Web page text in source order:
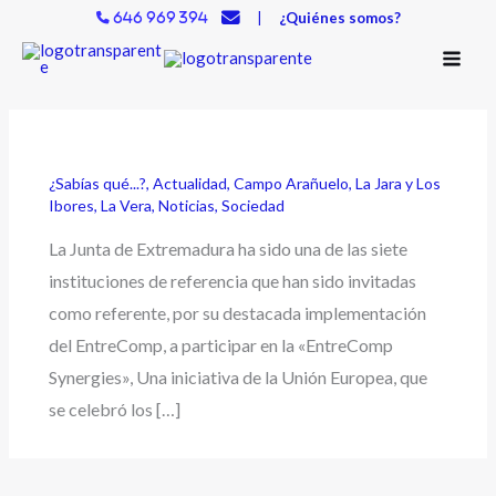
contenido
646 969 394 | ¿Quiénes somos?
¿Sabías qué...?,Actualidad,Campo Arañuelo,La Jara y Los
Ibores,La Vera,Noticias,Sociedad
La Junta de Extremadura ha sido una de las siete
instituciones de referencia que han sido invitadas
como referente, por su destacada implementación
del EntreComp, a participar en la «EntreComp
Synergies», Una iniciativa de la Unión Europea, que
se celebró los […]